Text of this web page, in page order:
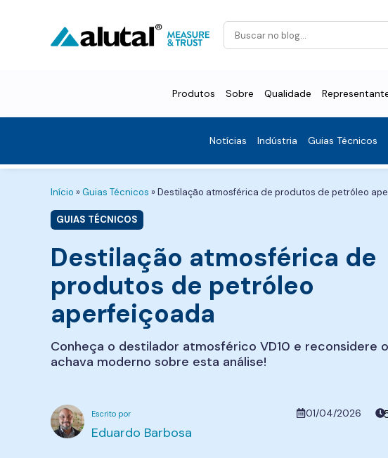
Produtos Sobre Qualidade
Notícias Indústria Guias Técnicos
Início »Guias Técnicos »Destilação atmosférica de produtos de petróleo
GUIAS TÉCNICOS
Destilação atmosférica de
produtos de petróleo
aperfeiçoada
Conheça o destilador atmosférico VD10 e reconsidere
achava moderno sobre esta análise!
Eduardo Barbosa
01/04/2026